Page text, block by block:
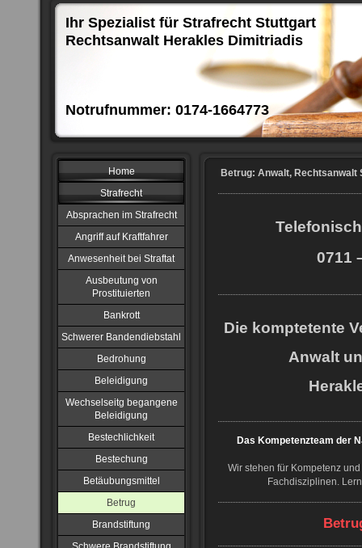
Ihr Spezialist für Strafrecht Stuttgart
Rechtsanwalt Herakles Dimitriadis
Notrufnummer: 0174-1664773
Home
Strafrecht
Absprachen im Strafrecht
Angriff auf Kraftfahrer
Anwesenheit bei Straftat
Ausbeutung von
Prostituierten
Bankrott
Schwerer Bandendiebstahl
Bedrohung
Beleidigung
Wechselseitg begangene
Beleidigung
Bestechlichkeit
Bestechung
Betäubungsmittel
Betrug
Brandstiftung
Betrug: Anwalt,
0711
Die komptetente
Anwalt
Das Kompetenzteam der
Wir stehen für Kompetenz
Fachdisziplinen.